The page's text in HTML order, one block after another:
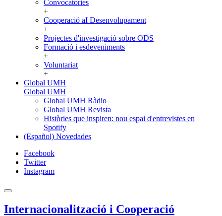
Convocatòries
+
Cooperació aI Desenvolupament
+
Projectes d'investigació sobre ODS
Formació i esdeveniments
+
Voluntariat
+
Global UMH
Global UMH
Global UMH Ràdio
Global UMH Revista
Històries que inspiren: nou espai d'entrevistes en
Spotify
(Español) Novedades
Facebook
Twitter
Instagram
Internacionalització i Cooperació